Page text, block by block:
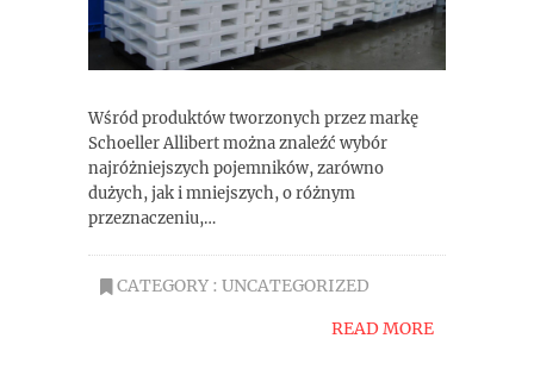
Wśród produktów tworzonych przez markę
Schoeller Allibert można znaleźć wybór
najróżniejszych pojemników, zarówno
dużych, jak i mniejszych, o różnym
przeznaczeniu,…
CATEGORY : UNCATEGORIZED
READ MORE